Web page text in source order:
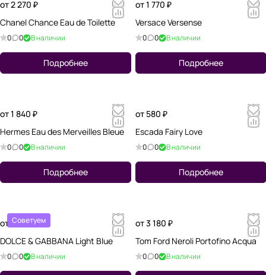
от 2 270 ₽
Chanel Chance Eau de Toilette
0 0 В наличии
Подробнее
от 1 770 ₽
Versace Versense
0 0 В наличии
Подробнее
от 1 840 ₽
Hermes Eau des Merveilles Bleue
0 0 В наличии
Подробнее
от 580 ₽
Escada Fairy Love
0 0 В наличии
Подробнее
Советуем
от 1 970 ₽
DOLCE & GABBANA Light Blue
0 0 В наличии
от 3 180 ₽
Tom Ford Neroli Portofino Acqua
0 0 В наличии